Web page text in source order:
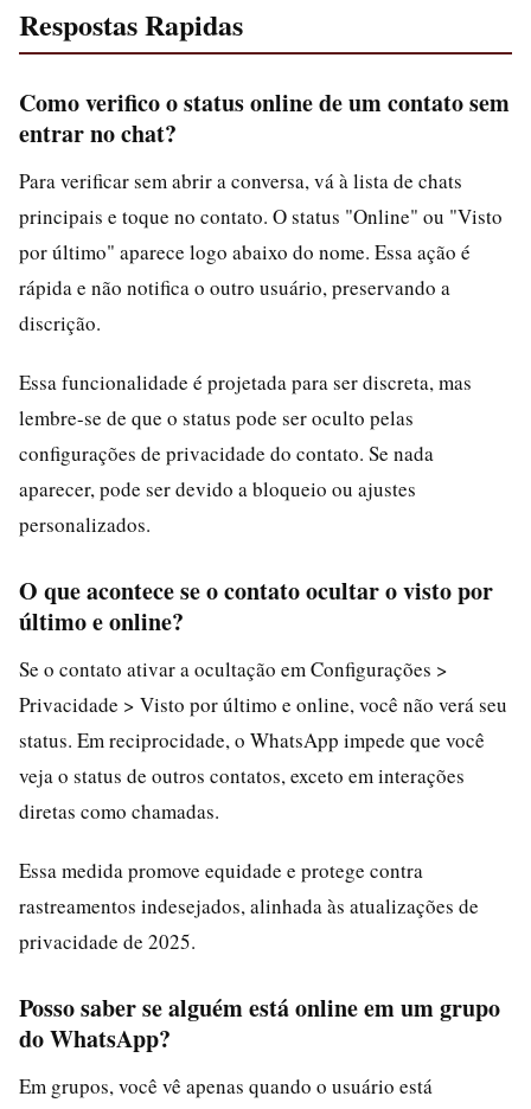
Respostas Rapidas
Como verifico o status online de um contato sem
entrar no chat?
Para verificar sem abrir a conversa, vá à lista de chats
principais e toque no contato. O status "Online" ou "Visto
por último" aparece logo abaixo do nome. Essa ação é
rápida e não notifica o outro usuário, preservando a
discrição.
Essa funcionalidade é projetada para ser discreta, mas
lembre-se de que o status pode ser oculto pelas
configurações de privacidade do contato. Se nada
aparecer, pode ser devido a bloqueio ou ajustes
personalizados.
O que acontece se o contato ocultar o visto por
último e online?
Se o contato ativar a ocultação em Configurações >
Privacidade > Visto por último e online, você não verá seu
status. Em reciprocidade, o WhatsApp impede que você
veja o status de outros contatos, exceto em interações
diretas como chamadas.
Essa medida promove equidade e protege contra
rastreamentos indesejados, alinhada às atualizações de
privacidade de 2025.
Posso saber se alguém está online em um grupo
do WhatsApp?
Em grupos, você vê apenas quando o usuário está